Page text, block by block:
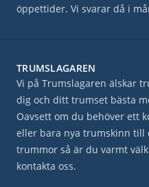
öppettider. Vi svarar då i
TRUMSLAGAREN
Vi på Trumslagaren älskar
dig och ditt trumset bästa
Oavsett om du behöver ett
eller bara nya trumskinn till
trummor så är du varmt
kontakta oss.